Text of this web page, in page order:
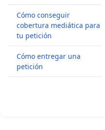
Cómo conseguir
cobertura mediática para
tu petición
Cómo entregar una
petición